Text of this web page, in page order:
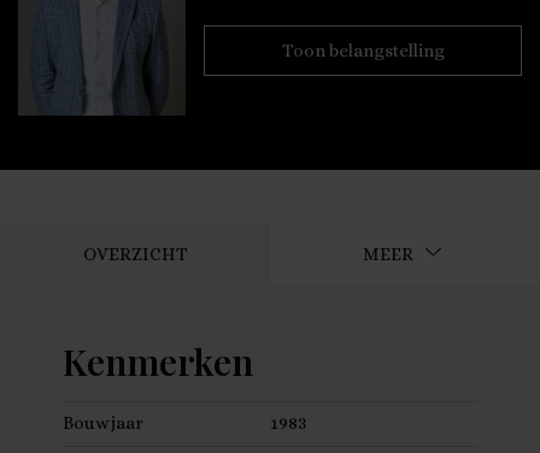
Toon belangstelling
OVERZICHT MEER
Kenmerken
Bouwjaar 1983